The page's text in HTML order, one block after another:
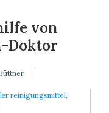
von
Doktor
reinigungsmittel,